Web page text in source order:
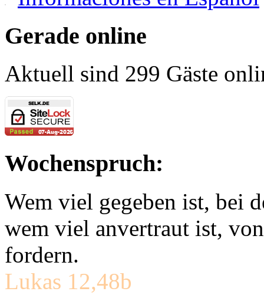
Gerade online
Aktuell sind 299 Gäste
Wochenspruch:
Wem viel gegeben ist, bei
wem viel anvertraut ist,
fordern.
Lukas 12,48b